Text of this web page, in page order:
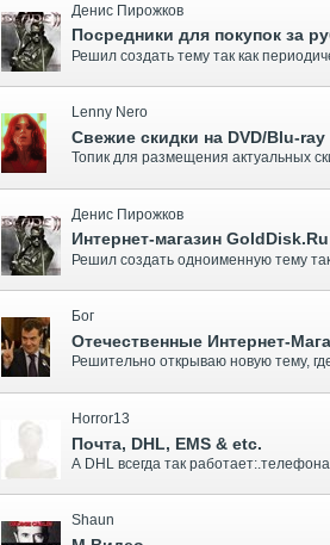
Денис Пирожков
Посредники для покупок за
Lenny Nero
Свежие скидки на DVD/Blu-ray
Денис Пирожков
Интернет-магазин GoldDisk.Ru
Бог
Отечественные Интернет-
Horror13
Почта, DHL, EMS & etc.
Shaun